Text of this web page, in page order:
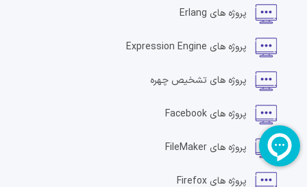
پروژه های Erlang
پروژه های Expression Engine
پروژه های تشخیص چهره
پروژه های Facebook
پروژه های FileMaker
پروژه های Firefox